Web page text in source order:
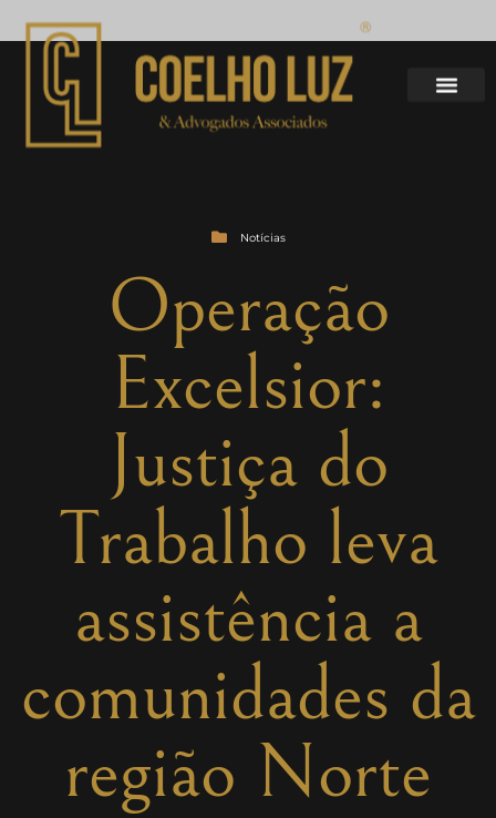
Notícias
Operação
Excelsior:
Justiça do
Trabalho leva
assistência a
comunidades da
região Norte